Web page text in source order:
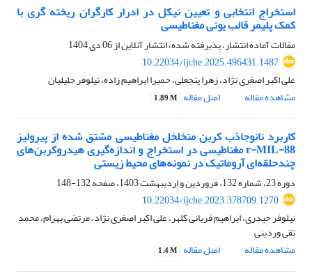
استخراج انتخابی و تعیین نیکل در ادرار کارگران ریخته گری با
کمک پلیمر قالب یونی مغناطیسی
مقالات آماده انتشار، پذیرفته شده، انتشار آنلاین از06 دی 1404
10.22034/ijche.2025.496431.1487
علی اکبر اصغری نژاد، زهرا پنجعلی، حمیرا ابراهیم زاده، نیلوفر جلیلیان
مشاهده مقاله
اصل مقاله 1.89 M
کاربرد نانوجاذب کربن متخلخل مغناطیسی مشتق شده از پیرولیز
r-MIL-88 مغناطیسی در استخراج و اندازه‌گیری هیدروکربن‌های
چندحلقه‌ای آروماتیک در نمونه‌های محیط زیستی
دوره 23، شماره 132، فروردین و اردیبهشت 1403، صفحه
132-148
10.22034/ijche.2023.378709.1270
نیلوفر حیدری، ابراهیم قربانی کلهر، علی اکبر اصغری نژاد، مرتضی بهرام، محمد
تقی وردینی
مشاهده مقاله
اصل مقاله 1.4 M